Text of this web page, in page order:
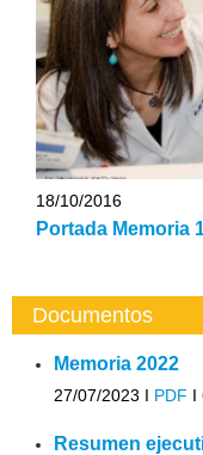
18/10/2016
Portada Memoria
Documentos
Memoria 2022
27/07/2023 I PDF I
Resumen